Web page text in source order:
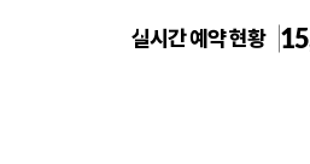
실시간 예약 현황